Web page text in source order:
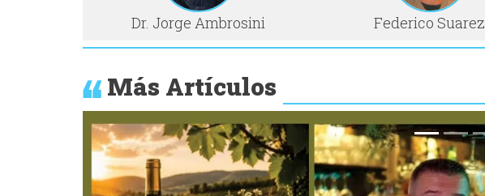
Dr. Jorge Ambrosini Federico Suarez
Más Artículos